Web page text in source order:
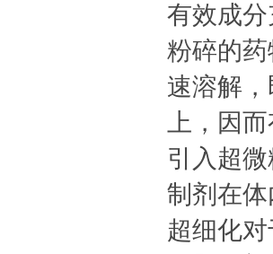
有效成
粉碎的
速溶解
上，因
引入超
制剂在
超细化